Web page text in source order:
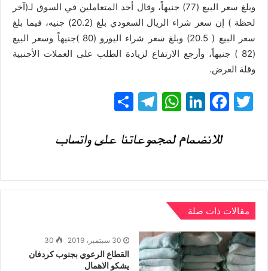
وبلغ سعر البيع (77) جنيهاً، وقال أحد المتعاملين في السوق لـ(آخر
لحظة ) إن سعر شراء الريال السعودي بلغ (20.2) جنيه، فيما بلغ
سعر البيع ( 20.5) وبلغ سعر شراء اليورو (80 )جنيهاً وسعر البيع
(82 ) جنيهاً، وأرجع الارتفاع لزيادة الطلب على العملات الأجنبية
وقلة العرض.
T
itt
F
c
b
o
o
k
Li
k
dI
n
W
at
A
p
T
e
a
m
ر
مقالات ذات صلة
30 سبتمبر، 2019 30
القطاع الرعوي بجنوب كردفان
يشكو الاهمال